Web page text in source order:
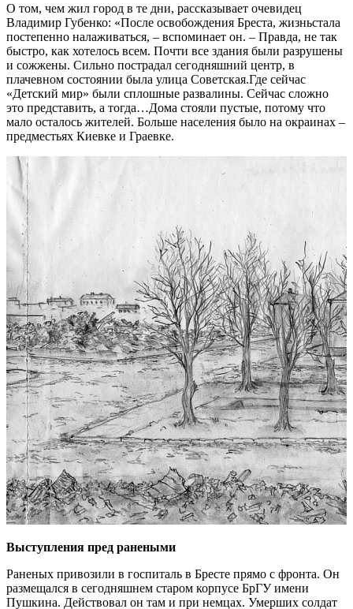
О том, чем жил город в те дни, рассказывает очевидец
Владимир Губенко: «После освобождения Бреста, жизньстала
постепенно налаживаться, – вспоминает он. – Правда, не так
быстро, как хотелось всем. Почти все здания были разрушены
и сожжены. Сильно пострадал сегодняшний центр, в
плачевном состоянии была улица Советская.Где сейчас
«Детский мир» были сплошные развалины. Сейчас сложно
это представить, а тогда…Дома стояли пустые, потому что
мало осталось жителей. Больше населения было на окраинах –
предместьях Киевке и Граевке.
Выступления пред ранеными
Раненых привозили в госпиталь в Бресте прямо с фронта. Он
размещался в сегодняшнем старом корпусе БрГУ имени
Пушкина. Действовал он там и при немцах. Умерших солдат